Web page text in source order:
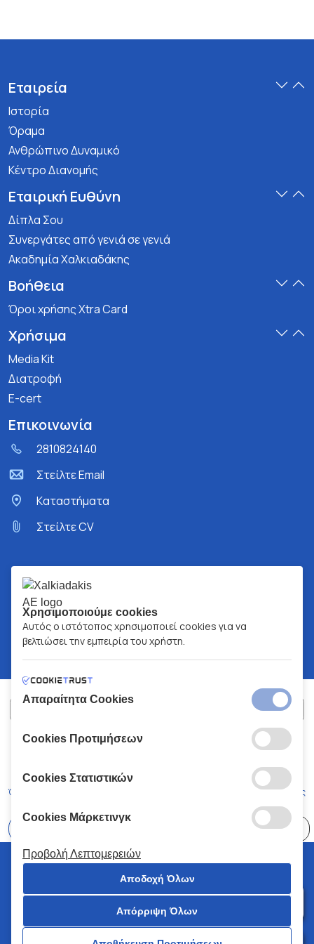
Εταιρεία
Ιστορία
Όραμα
Ανθρώπινο Δυναμικό
Κέντρο Διανομής
Εταιρική Ευθύνη
Δίπλα Σου
Συνεργάτες από γενιά σε γενιά
Ακαδημία Χαλκιαδάκης
Βοήθεια
Όροι χρήσης Xtra Card
Χρήσιμα
Media Kit
Διατροφή
E-cert
Επικοινωνία
2810824140
Στείλτε Email
Kαταστήματα
Στείλτε CV
ΧΑΛΚΙΑΔΑΚΗΣ Α.Ε.
Όροι και Προϋποθέσεις Κώδικας Δεοντολογίας
© 2026 Χαλκιαδάκης all rights reserved
Χρησιμοποιούμε cookies
Αυτός ο ιστότοπος χρησιμοποιεί cookies για να
βελτιώσει την εμπειρία του χρήστη.
Απαραίτητα Cookies
Cookies Προτιμήσεων
Cookies Στατιστικών
Cookies Μάρκετινγκ
Προβολή Λεπτομερειών
Αποδοχή Όλων
Απόρριψη Όλων